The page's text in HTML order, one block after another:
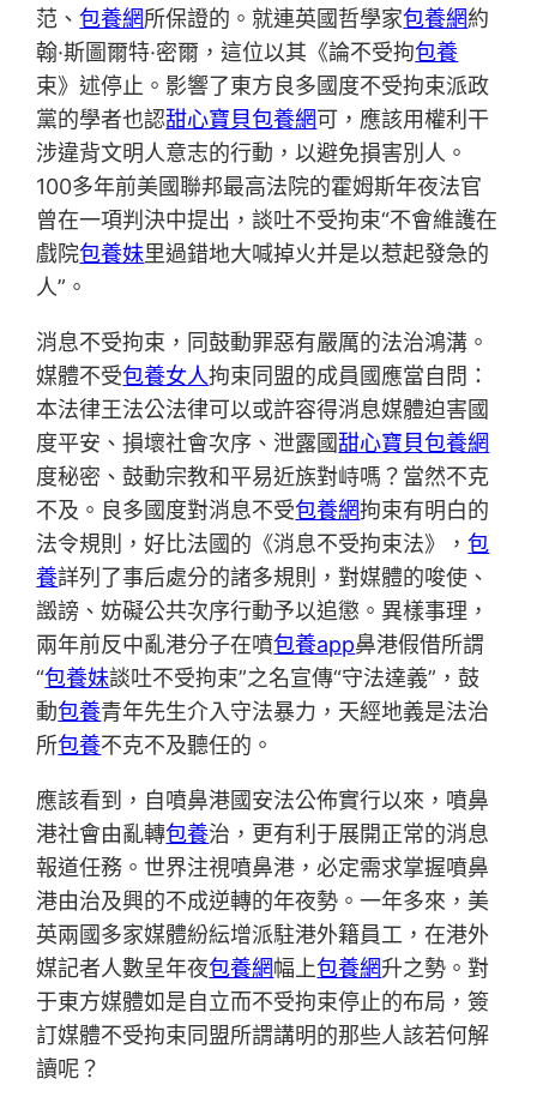
范、包養網所保證的。就連英國哲學家包養網約
翰·斯圖爾特·密爾，這位以其《論不受拘包養
束》述停止。影響了東方良多國度不受拘束派政
黨的學者也認甜心寶貝包養網可，應該用權利干
涉違背文明人意志的行動，以避免損害別人。
100多年前美國聯邦最高法院的霍姆斯年夜法官
曾在一項判決中提出，談吐不受拘束“不會維護在
戲院包養妹里過錯地大喊掉火并是以惹起發急的
人”。
消息不受拘束，同鼓動罪惡有嚴厲的法治鴻溝。
媒體不受包養女人拘束同盟的成員國應當自問：
本法律王法公法律可以或許容得消息媒體迫害國
度平安、損壞社會次序、泄露國甜心寶貝包養網
度秘密、鼓動宗教和平易近族對峙嗎？當然不克
不及。良多國度對消息不受包養網拘束有明白的
法令規則，好比法國的《消息不受拘束法》，包
養詳列了事后處分的諸多規則，對媒體的唆使、
譭謗、妨礙公共次序行動予以追懲。異樣事理，
兩年前反中亂港分子在噴包養app鼻港假借所謂
“包養妹談吐不受拘束”之名宣傳“守法達義”，鼓
動包養青年先生介入守法暴力，天經地義是法治
所包養不克不及聽任的。
應該看到，自噴鼻港國安法公佈實行以來，噴鼻
港社會由亂轉包養治，更有利于展開正常的消息
報道任務。世界注視噴鼻港，必定需求掌握噴鼻
港由治及興的不成逆轉的年夜勢。一年多來，美
英兩國多家媒體紛紜增派駐港外籍員工，在港外
媒記者人數呈年夜包養網幅上包養網升之勢。對
于東方媒體如是自立而不受拘束停止的布局，簽
訂媒體不受拘束同盟所謂講明的那些人該若何解
讀呢？